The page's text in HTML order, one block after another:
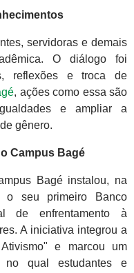
servidoras e demais
O diálogo foi
reflexões e troca de
, ações como essa são
e ampliar a
gênero.
Campus Bagé
Bagé instalou, na
o seu primeiro Banco
de enfrentamento à
A iniciativa integrou a
e marcou um
no qual estudantes e